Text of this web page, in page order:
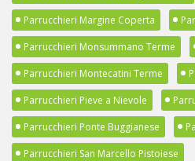
Parrucchieri Margine Coperta
Parrucchieri Monsummano Terme
Parrucchieri Montecatini Terme
Parrucchieri Pieve a Nievole
Parrucchieri Ponte Buggianese
Parrucchieri San Marcello Pistoiese